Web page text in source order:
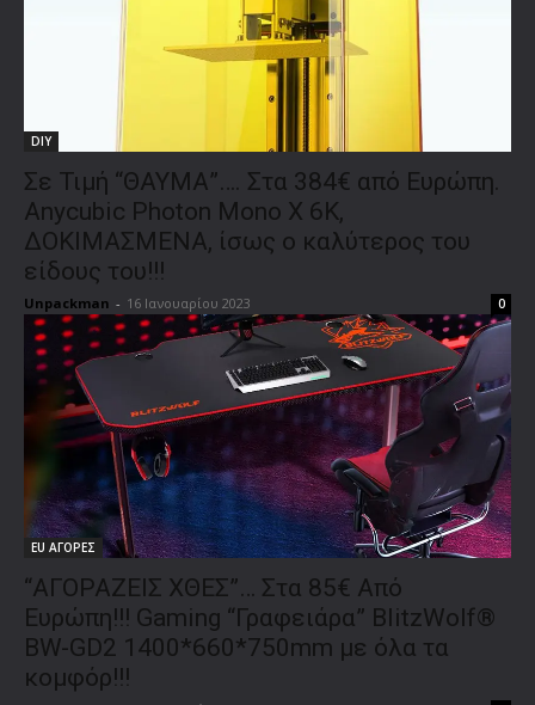
DIY
Σε Τιμή “ΘΑΥΜΑ”…. Στα 384€ από Ευρώπη.
Αnycubic Photon Mono X 6K,
ΔΟΚΙΜΑΣΜΕΝΑ, ίσως ο καλύτερος του
είδους του!!!
Unpackman - 16 Ιανουαρίου 2023 0
EU ΑΓΟΡΕΣ
“ΑΓΟΡΑΖΕΙΣ ΧΘΕΣ”… Στα 85€ Από
Ευρώπη!!! Gaming “Γραφειάρα” BlitzWolf®
BW-GD2 1400*660*750mm με όλα τα
κομφόρ!!!